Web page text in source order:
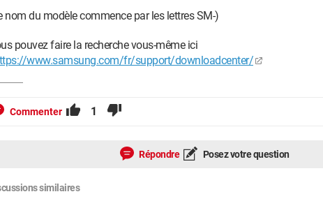
nom du modèle commence par les lettres SM-)
pouvez faire la recherche vous-même ici
www.samsung.com/fr/support/downloadcenter/
Commenter 1
Répondre Posez votre question
similaires